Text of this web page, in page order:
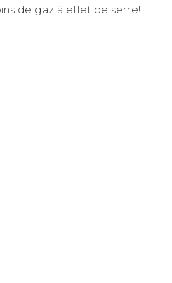
de gaz à effet de serre!